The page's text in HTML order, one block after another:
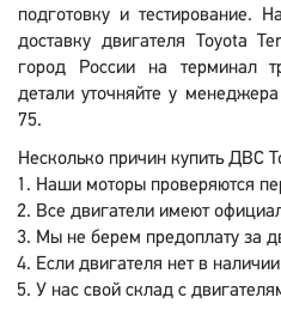
подготовку и тестирование.
доставку двигателя Toyota
город России на терминал
детали уточняйте у
75.
Несколько причин купить ДВС
Наши моторы проверяются
Все двигатели имеют
Мы не берем предоплату за
Если двигателя нет в
У нас свой склад с